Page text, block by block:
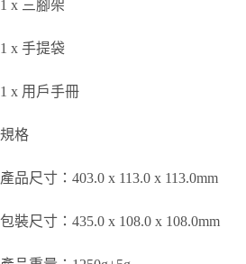
1 x 三腳架
1 x 手提袋
1 x 用戶手冊
規格
產品尺寸：403.0 x 113.0 x 113.0mm
包裝尺寸：435.0 x 108.0 x 108.0mm